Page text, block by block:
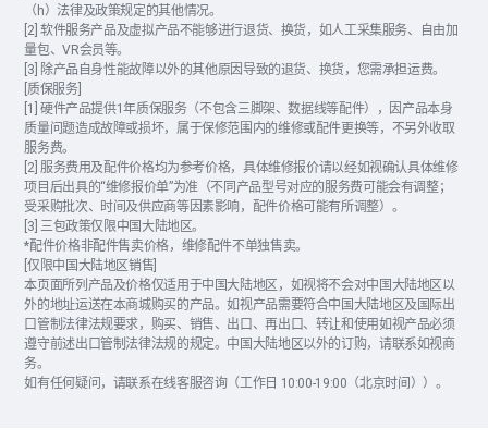
（h）法律及政策规定的其他情况。
[2] 软件服务产品及虚拟产品不能够进行退货、换货，如人工采集服务、自由加
量包、VR会员等。
[3] 除产品自身性能故障以外的其他原因导致的退货、换货，您需承担运费。
[质保服务]
[1] 硬件产品提供1年质保服务（不包含三脚架、数据线等配件），因产品本身
质量问题造成故障或损坏，属于保修范围内的维修或配件更换等，不另外收取
服务费。
[2] 服务费用及配件价格均为参考价格，具体维修报价请以经如视确认具体维修
项目后出具的“维修报价单”为准（不同产品型号对应的服务费可能会有调整；
受采购批次、时间及供应商等因素影响，配件价格可能有所调整）。
[3] 三包政策仅限中国大陆地区。
*配件价格非配件售卖价格，维修配件不单独售卖。
[仅限中国大陆地区销售]
本页面所列产品及价格仅适用于中国大陆地区，如视将不会对中国大陆地区以
外的地址运送在本商城购买的产品。如视产品需要符合中国大陆地区及国际出
口管制法律法规要求，购买、销售、出口、再出口、转让和使用如视产品必须
遵守前述出口管制法律法规的规定。中国大陆地区以外的订购，请联系如视商
务。
如有任何疑问，请联系在线客服咨询（工作日 10:00-19:00（北京时间））。